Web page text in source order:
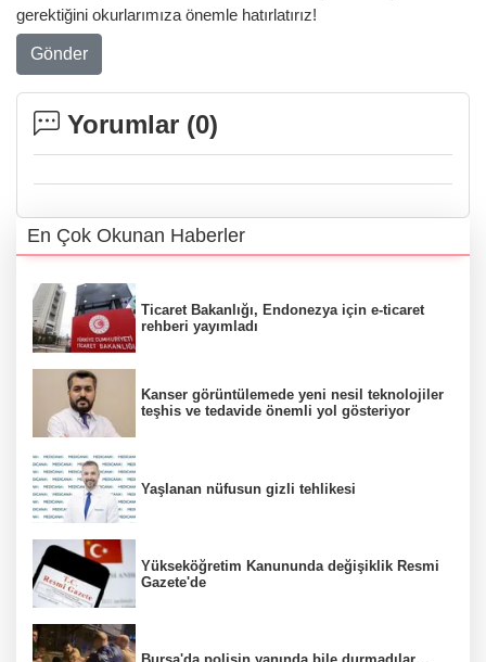
gerektiğini okurlarımıza önemle hatırlatırız!
Gönder
Yorumlar (0)
En Çok Okunan Haberler
Ticaret Bakanlığı, Endonezya için e-ticaret
rehberi yayımladı
Kanser görüntülemede yeni nesil teknolojiler
teşhis ve tedavide önemli yol gösteriyor
Yaşlanan nüfusun gizli tehlikesi
Yükseköğretim Kanununda değişiklik Resmi
Gazete'de